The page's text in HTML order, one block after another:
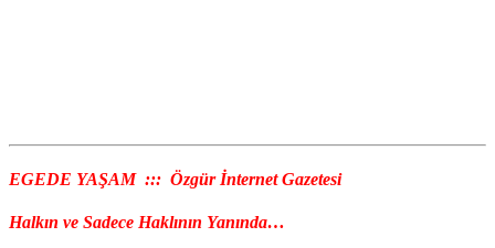
EGEDE YAŞAM ::: Özgür İnternet Gazetesi
Halkın ve Sadece Haklının Yanında…